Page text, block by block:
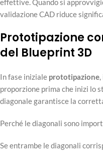
effettive. Quando si
validazione CAD riduce
Prototipazione
del Blueprint 3D
In fase iniziale prototipazione
proporzione prima che inizi lo
diagonale garantisce la
Perché le diagonali sono
Se entrambe le diagonali